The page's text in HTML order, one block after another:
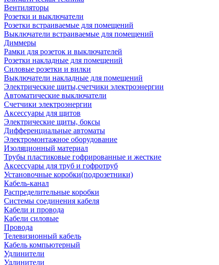
Вентиляторы
Розетки и выключатели
Розетки встраиваемые для помещений
Выключатели встраиваемые для помещений
Диммеры
Рамки для розеток и выключателей
Розетки накладные для помещений
Силовые розетки и вилки
Выключатели накладные для помещений
Электрические щиты,счетчики электроэнергии
Автоматические выключатели
Счетчики электроэнергии
Аксессуары для щитов
Электрические щиты, боксы
Дифференциальные автоматы
Электромонтажное оборудование
Изоляционный материал
Трубы пластиковые гофрированные и жесткие
Аксессуары для труб и гофротруб
Установочные коробки(подрозетники)
Кабель-канал
Распределительные коробки
Системы соединения кабеля
Кабели и провода
Кабели силовые
Провода
Телевизионный кабель
Кабель компьютерный
Удлинители
Удлинители